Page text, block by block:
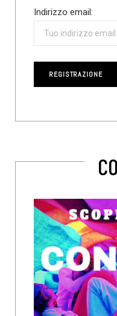
Indirizzo email: